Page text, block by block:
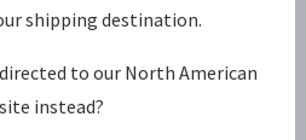
shipping destination.
to our North American
instead?